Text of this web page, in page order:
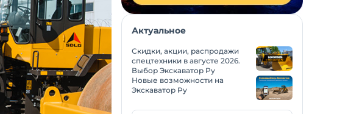
Актуальное
Скидки, акции, распродажи
спецтехники в августе 2026.
Выбор Экскаватор Ру
Новые возможности на
Экскаватор Ру